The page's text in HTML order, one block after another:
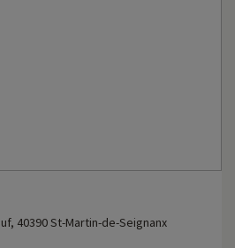
40390 St-Martin-de-Seignanx